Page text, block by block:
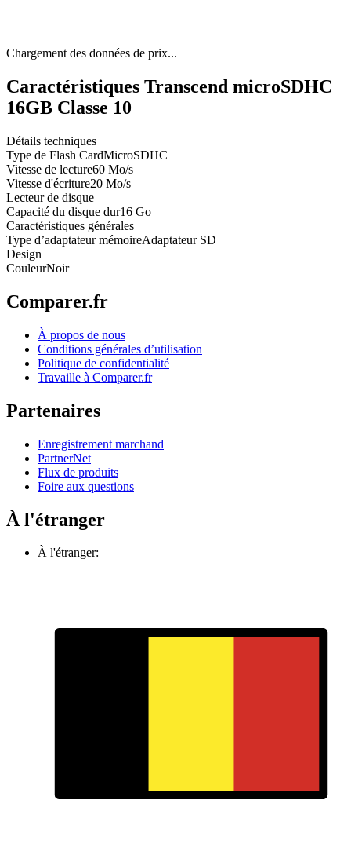
Chargement des données de prix...
Caractéristiques Transcend microSDHC
16GB Classe 10
Détails techniques
Type de Flash CardMicroSDHC
Vitesse de lecture60 Mo/s
Vitesse d'écriture20 Mo/s
Lecteur de disque
Capacité du disque dur16 Go
Caractéristiques générales
Type d’adaptateur mémoireAdaptateur SD
Design
CouleurNoir
Comparer.fr
À propos de nous
Conditions générales d’utilisation
Politique de confidentialité
Travaille à Comparer.fr
Partenaires
Enregistrement marchand
PartnerNet
Flux de produits
Foire aux questions
À l'étranger
À l'étranger: